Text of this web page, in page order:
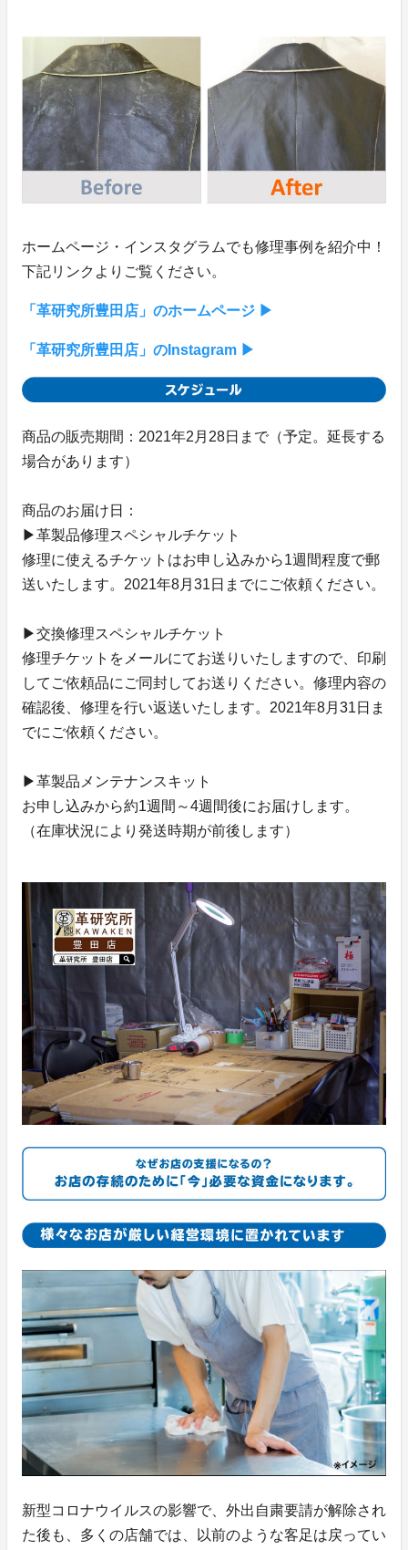
ホームページ・インスタグラムでも修理事例を紹介中！
下記リンクよりご覧ください。
「革研究所豊田店」のホームページ ▶
「革研究所豊田店」のInstagram ▶
商品の販売期間：2021年2月28日まで（予定。延長する
場合があります）
商品のお届け日：
▶革製品修理スペシャルチケット
修理に使えるチケットはお申し込みから1週間程度で郵
送いたします。2021年8月31日までにご依頼ください。
▶交換修理スペシャルチケット
修理チケットをメールにてお送りいたしますので、印刷
してご依頼品にご同封してお送りください。修理内容の
確認後、修理を行い返送いたします。2021年8月31日ま
でにご依頼ください。
▶革製品メンテナンスキット
お申し込みから約1週間～4週間後にお届けします。
（在庫状況により発送時期が前後します）
新型コロナウイルスの影響で、外出自粛要請が解除され
た後も、多くの店舗では、以前のような客足は戻ってい